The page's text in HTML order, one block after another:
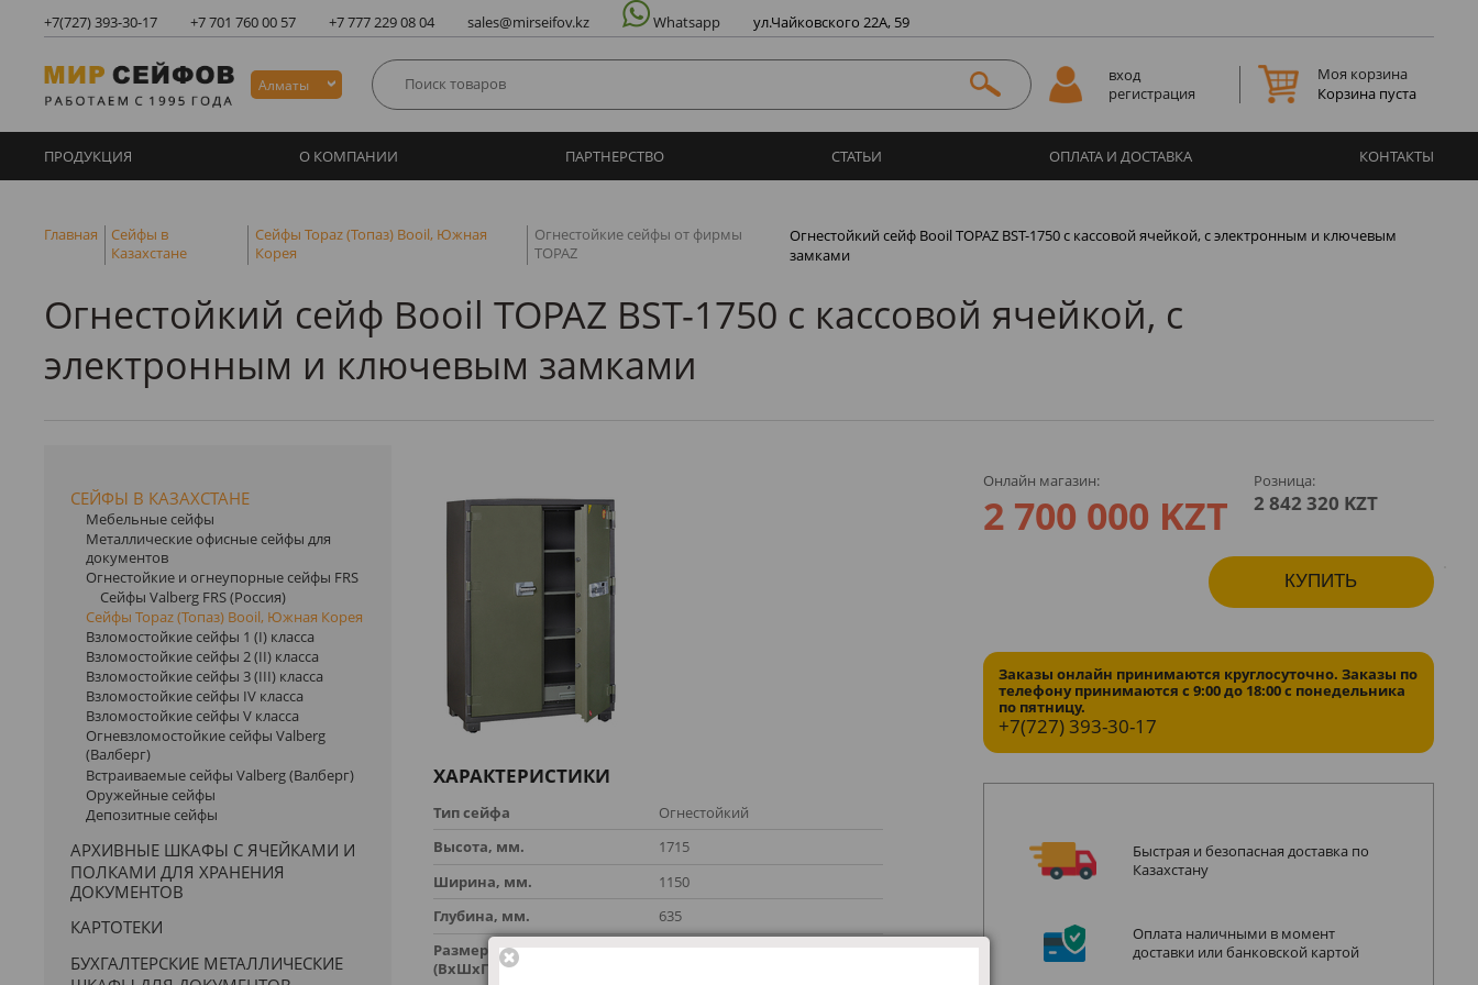
+7(727)393-30-17 +7 701 760 00 57 +7 777 229 08 04 sales@mirseifov.kz Whatsapp ул.Чайковского 22А, 59
Алматы
вход
регистрация
Моя корзина
Корзина пуста
ПРОДУКЦИЯ О КОМПАНИИ ПАРТНЕРСТВО СТАТЬИ ОПЛАТА И ДОСТАВКА КОНТАКТЫ
Главная
Сейфы в
Казахстане
Сейфы Topaz (Топаз) Booil, Южная
Корея
Огнестойкие сейфы от фирмы
TOPAZ
Огнестойкий сейф Booil TOPAZ BST-1750 с кассовой ячейкой, с электронным и ключевым
замками
Огнестойкий сейф Booil TOPAZ BST-1750 с кассовой ячейкой, с
электронным и ключевым замками
СЕЙФЫ В КАЗАХСТАНЕ
Мебельные сейфы
Металлические офисные сейфы для
документов
Огнестойкие и огнеупорные сейфы FRS
Сейфы Valberg FRS (Россия)
Сейфы Topaz (Топаз) Booil, Южная Корея
Взломостойкие сейфы 1 (I) класса
Взломостойкие сейфы 2 (II) класса
Взломостойкие сейфы 3 (III) класса
Взломостойкие сейфы IV класса
Взломостойкие сейфы V класса
Огневзломостойкие сейфы Valberg
(Валберг)
Встраиваемые сейфы Valberg (Валберг)
Оружейные сейфы
Депозитные сейфы
АРХИВНЫЕ ШКАФЫ С ЯЧЕЙКАМИ И
ПОЛКАМИ ДЛЯ ХРАНЕНИЯ
ДОКУМЕНТОВ
КАРТОТЕКИ
БУХГАЛТЕРСКИЕ МЕТАЛЛИЧЕСКИЕ
ХАРАКТЕРИСТИКИ
Тип сейфа
Огнестойкий
Высота, мм.
1715
Ширина, мм.
1150
Глубина, мм.
635
Размеры внутренние
(ВхШхГ), мм.
1445 х 980 х 460
Онлайн магазин:
2 700 000 KZT
Розница:
2 842 320 KZT
КУПИТЬ
Заказы онлайн принимаются круглосуточно. Заказы по
телефону принимаются с 9:00 до 18:00 с понедельника
по пятницу.
+7(727)393-30-17
Быстрая и безопасная доставка по
Казахстану
Оплата наличными в момент
доставки или банковской картой